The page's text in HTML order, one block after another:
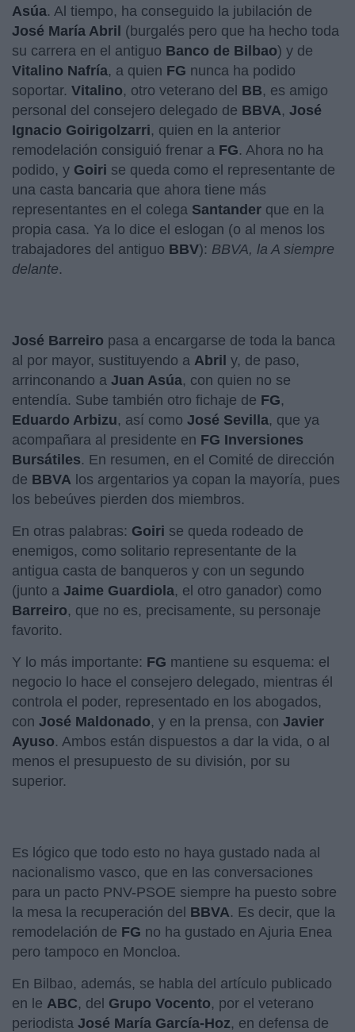
Asúa. Al tiempo, ha conseguido la jubilación de
José María Abril (burgalés pero que ha hecho toda
su carrera en el antiguo Banco de Bilbao) y de
Vitalino Nafría, a quien FG nunca ha podido
soportar. Vitalino, otro veterano del BB, es amigo
personal del consejero delegado de BBVA, José
Ignacio Goirigolzarri, quien en la anterior
remodelación consiguió frenar a FG. Ahora no ha
podido, y Goiri se queda como el representante de
una casta bancaria que ahora tiene más
representantes en el colega Santander que en la
propia casa. Ya lo dice el eslogan (o al menos los
trabajadores del antiguo BBV): BBVA, la A siempre
delante.
José Barreiro pasa a encargarse de toda la banca
al por mayor, sustituyendo a Abril y, de paso,
arrinconando a Juan Asúa, con quien no se
entendía. Sube también otro fichaje de FG,
Eduardo Arbizu, así como José Sevilla, que ya
acompañara al presidente en FG Inversiones
Bursátiles. En resumen, en el Comité de dirección
de BBVA los argentarios ya copan la mayoría, pues
los bebeúves pierden dos miembros.
En otras palabras: Goiri se queda rodeado de
enemigos, como solitario representante de la
antigua casta de banqueros y con un segundo
(junto a Jaime Guardiola, el otro ganador) como
Barreiro, que no es, precisamente, su personaje
favorito.
Y lo más importante: FG mantiene su esquema: el
negocio lo hace el consejero delegado, mientras él
controla el poder, representado en los abogados,
con José Maldonado, y en la prensa, con Javier
Ayuso. Ambos están dispuestos a dar la vida, o al
menos el presupuesto de su división, por su
superior.
Es lógico que todo esto no haya gustado nada al
nacionalismo vasco, que en las conversaciones
para un pacto PNV-PSOE siempre ha puesto sobre
la mesa la recuperación del BBVA. Es decir, que la
remodelación de FG no ha gustado en Ajuria Enea
pero tampoco en Moncloa.
En Bilbao, además, se habla del artículo publicado
en le ABC, del Grupo Vocento, por el veterano
periodista José María García-Hoz, en defensa de